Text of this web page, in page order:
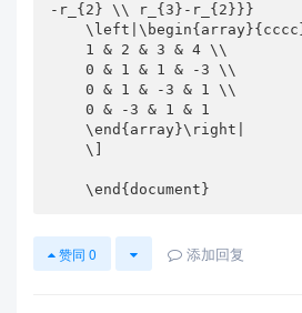
-r_{2} \\ r_{3}-r_{2}}}
    \left|\begin{array}{cccc}
    0 & 1 & 1 & -3 \\
    0 & 1 & -3 & 1 \\
    0 & -3 & 1 & 1
    \end{array}\right|
    \]
    \end{document}
赞同 0 添加回复